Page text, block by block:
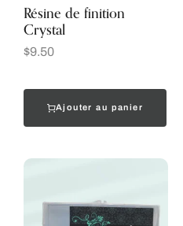
Résine de finition
Crystal
$9.50
Ajouter au panier